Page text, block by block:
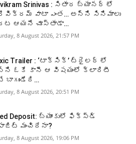
Srinivas : సితార బ్యానర్ లో
వాటా ఎంత… అన్ని సినిమాలు
ఆయనే చూస్తాడా…
8 August 2026, 21:57 PM
Trailer : ‘టాక్సిక్’ ట్రైలర్ లో
ఓకే కానీ ఆ విషయంలో క్లారిటీ
బాగుండేది…
8 August 2026, 20:51 PM
Deposit: బ్యాంకులో ఫిక్స్డ్
మంచిదేనా?
8 August 2026, 19:06 PM